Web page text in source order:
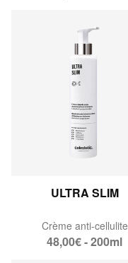
ULTRA SLIM
Crème anti-cellulite
48,00€ - 200ml